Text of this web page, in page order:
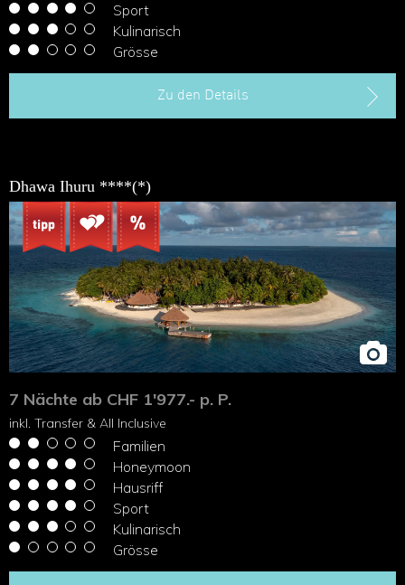
Sport
Kulinarisch
Grösse
Zu den Details
Dhawa Ihuru ****(*)
7 Nächte ab CHF 1'977.- p. P.
inkl. Transfer & All Inclusive
Familien
Honeymoon
Hausriff
Sport
Kulinarisch
Grösse